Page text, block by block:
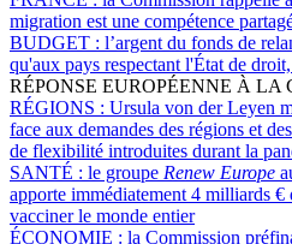
migration est une compétence
BUDGET : l’argent du fonds de
qu'aux pays respectant l'État de
RÉPONSE EUROPÉENNE À LA
RÉGIONS : Ursula von der Leyen
face aux demandes des régions et
de flexibilité introduites durant la
SANTÉ : le groupe Renew Europe
apporte immédiatement 4 milliards
vacciner le monde entier
ÉCONOMIE : la Commission